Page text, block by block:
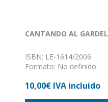
CANTANDO AL
ISBN: LE-1614/2006
Formato: No definido
10,00€ IVA incluido